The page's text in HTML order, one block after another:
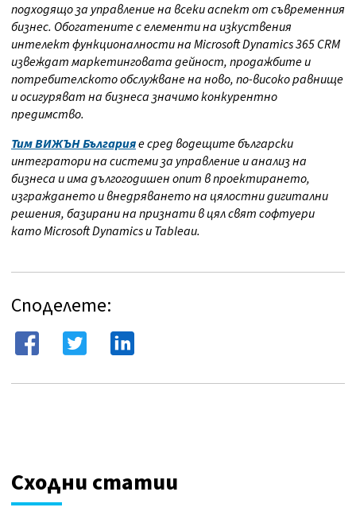
подходящо за управление на всеки аспект от съвременния
бизнес. Обогатените с елементи на изкуствения
интелект функционалности на Microsoft Dynamics 365 CRM
извеждат маркетинговата дейност, продажбите и
потребителското обслужване на ново, по-високо равнище
и осигуряват на бизнеса значимо конкурентно
предимство.
Тим ВИЖЪН Българияе сред водещите български
интегратори на системи за управление и анализ на
бизнеса и има дългогодишен опит в проектирането,
изграждането и внедряването на цялостни дигитални
решения, базирани на признати в цял свят софтуери
като Microsoft Dynamics и Tableau.
Споделете:
Сходни статии